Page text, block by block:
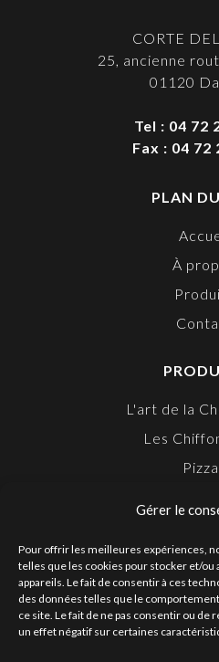
Gérer le
Pour offrir les meilleures expériences,
telles que les cookies pour stocker et/
appareils. Le fait de consentir à ces
des données telles que le
ce site. Le fait de ne pas consentir ou
un effet négatif sur certaines
CORTE
25, ancienne
01120
Tel : 04 72
Fax : 04 72
PLAN
À
L'art de la
Les
FOLLOW